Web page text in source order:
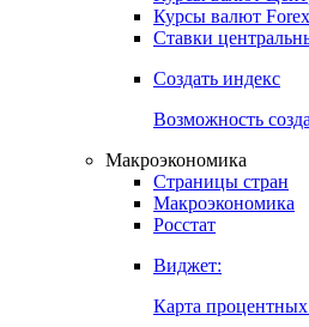
Индикаторы рынка
Поиск индексов
Курсы валют
Ставки
Создать индекс
Возможность
Страницы стран
Росстат